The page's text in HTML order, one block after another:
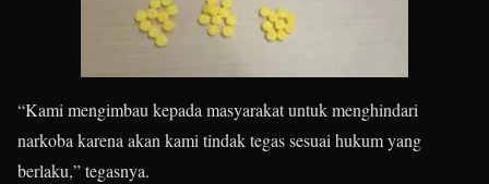
“Kami mengimbau kepada masyarakat untuk menghindari
narkoba karena akan kami tindak tegas sesuai hukum yang
berlaku,” tegasnya.